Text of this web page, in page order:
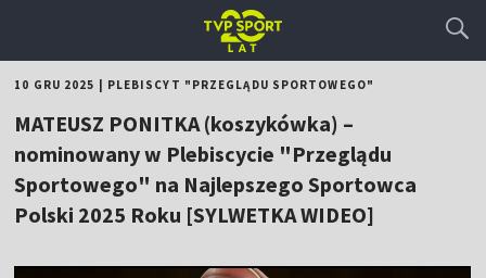
10 GRU 2025 PLEBISCYT "PRZEGLĄDU SPORTOWEGO"
MATEUSZ PONITKA (koszykówka) –
nominowany w Plebiscycie "Przeglądu
Sportowego" na Najlepszego Sportowca
Polski 2025 Roku [SYLWETKA WIDEO]